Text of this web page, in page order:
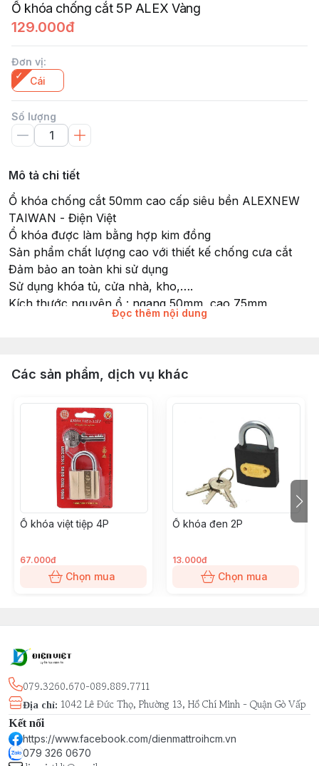
Ổ khóa chống cắt 5P ALEX Vàng
129.000đ
Đơn vị:
Cái
Số lượng
Mô tả chi tiết
Ổ khóa chống cắt 50mm cao cấp siêu bền ALEXNEW
TAIWAN - Điện Việt
Ổ khóa được làm bằng hợp kim đồng
Sản phẩm chất lượng cao với thiết kế chống cưa cắt
Đảm bảo an toàn khi sử dụng
Sử dụng khóa tủ, cửa nhà, kho,….
Kích thước nguyên ổ : ngang 50mm ,cao 75mm
Kích thước càng khóa : ngang 40mm, cao 40mm
Đọc thêm nội dung
Các sản phẩm, dịch vụ khác
Ổ khóa việt tiệp 4P
67.000đ
Chọn mua
Ổ khóa đen 2P
13.000đ
Chọn mua
079.3260.670-089.889.7711
Địa chỉ: 1042 Lê Đức Thọ, Phường 13, Hồ Chí Minh - Quận Gò Vấp
Kết nối
https://www.facebook.com/dienmattroihcm.vn
079 326 0670